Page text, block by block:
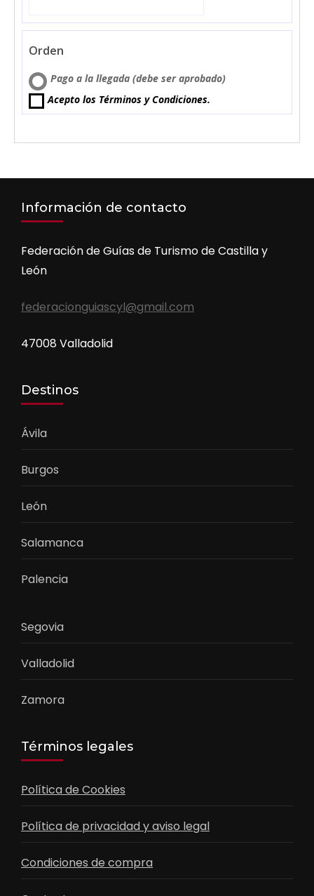
Orden
Pago a la llegada (debe ser aprobado)
Acepto los Términos y Condiciones.
Información de contacto
Federación de Guías de Turismo de Castilla y
León
federacionguiascyl@gmail.com
47008 Valladolid
Destinos
Ávila
Burgos
León
Salamanca
Palencia
Segovia
Valladolid
Zamora
Términos legales
Política de Cookies
Política de privacidad y aviso legal
Condiciones de compra